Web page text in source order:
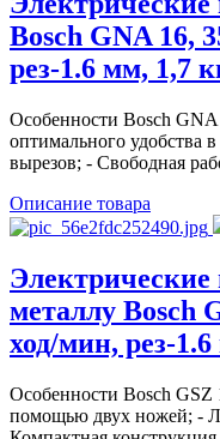
Bosch GNA 16,
рез-1.6 мм, 1,7
Особенности Bosch GNA
оптимального удобства
вырезов; - Свободная
Описание товара
металлу Bosch
ход/мин, рез-
Особенности Bosch GSZ
помощью двух ножей; -